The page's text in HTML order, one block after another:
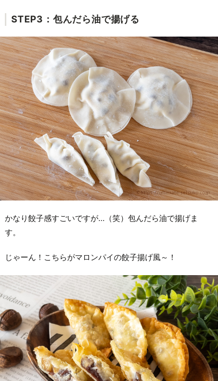
STEP3：包んだら油で揚げる
かなり餃子感すごいですが…（笑）包んだら油で揚げま
す。
じゃーん！こちらがマロンパイの餃子揚げ風～！